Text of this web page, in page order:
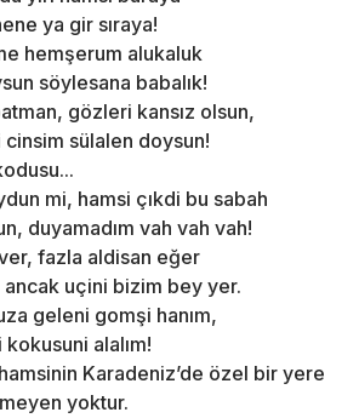
ya gir sıraya!
hemşerum alukaluk
söylesana babalık!
gözleri kansız olsun,
sülalen doysun!
mi, hamsi çıkdi bu sabah
duyamadım vah vah vah!
fazla aldisan eğer
ancak uçini bizim bey yer.
geleni gomşi hanım,
alalım!
Karadeniz’de özel bir yere
yoktur.